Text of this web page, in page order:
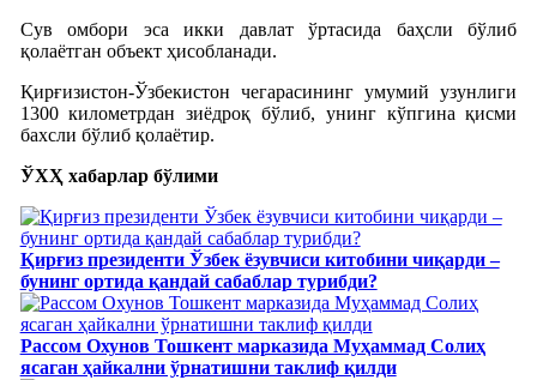
Сув омбори эса икки давлат ўртасида баҳсли бўлиб
қолаётган объект ҳисобланади.
Қирғизистон-Ўзбекистон чегарасининг умумий узунлиги
1300 километрдан зиёдроқ бўлиб, унинг кўпгина қисми
бахсли бўлиб қолаётир.
ЎХҲ хабарлар бўлими
Қирғиз президенти Ўзбек ёзувчиси китобини чиқарди –
бунинг ортида қандай сабаблар турибди?
Рассом Охунов Тошкент марказида Муҳаммад Солиҳ
яcаган ҳайкални ўрнатишни таклиф қилди